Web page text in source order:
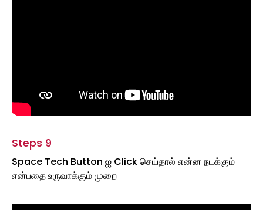
Steps 9
Space Tech Button ஐ Click செய்தால் என்ன நடக்கும்
என்பதை உருவாக்கும் முறை